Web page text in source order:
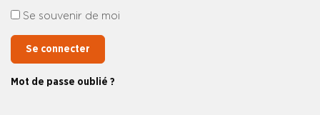
Se souvenir de moi
Se connecter
Mot de passe oublié ?